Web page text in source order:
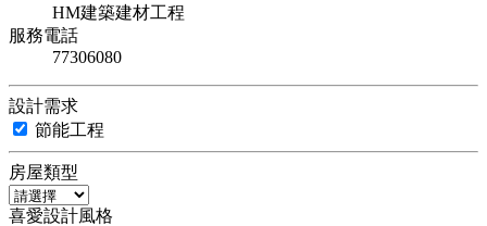
HM建築建材工程
服務電話
77306080
設計需求
節能工程
房屋類型
喜愛設計風格